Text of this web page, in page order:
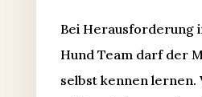
Bei Herausforderung
Hund Team darf der
selbst kennen lernen.